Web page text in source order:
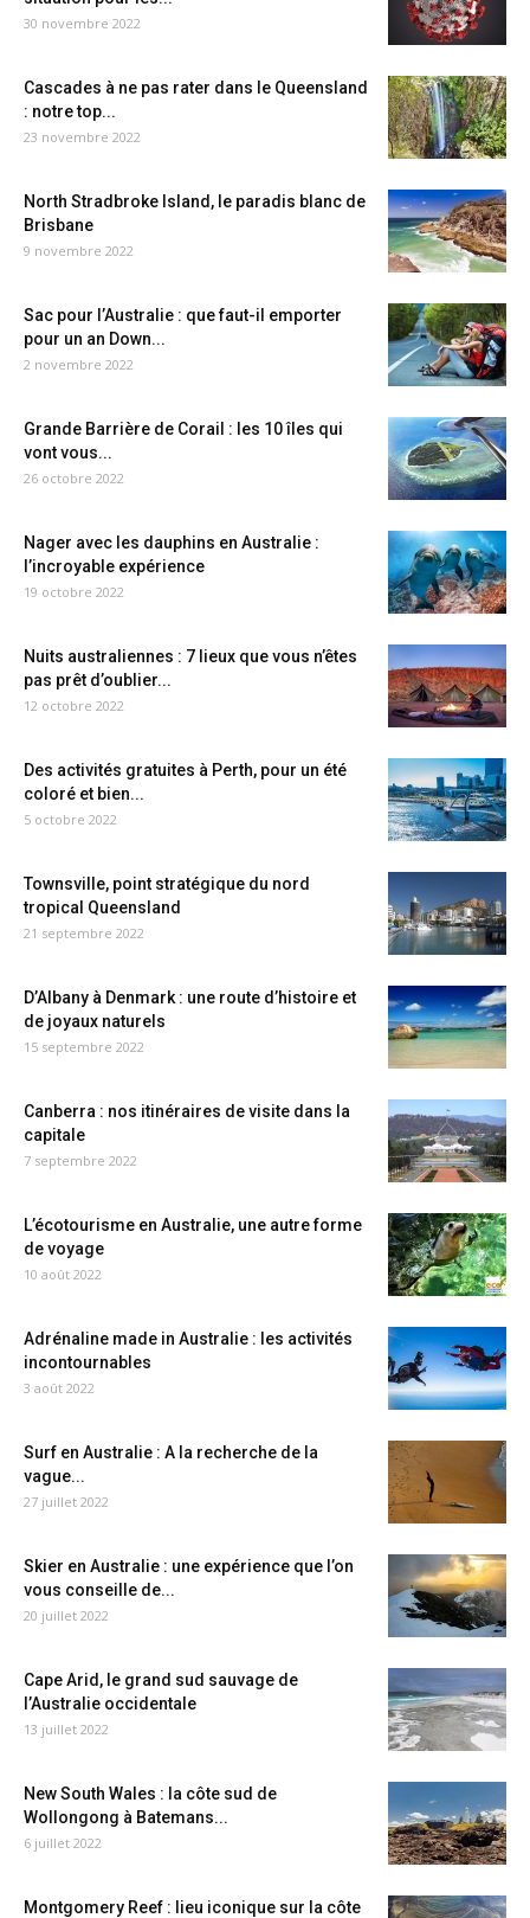
30 novembre 2022
Cascades à ne pas rater dans le Queensland
: notre top...
23 novembre 2022
North Stradbroke Island, le paradis blanc de
Brisbane
9 novembre 2022
Sac pour l’Australie : que faut-il emporter
pour un an Down...
2 novembre 2022
Grande Barrière de Corail : les 10 îles qui
vont vous...
26 octobre 2022
Nager avec les dauphins en Australie :
l’incroyable expérience
19 octobre 2022
Nuits australiennes : 7 lieux que vous n’êtes
pas prêt d’oublier...
12 octobre 2022
Des activités gratuites à Perth, pour un été
coloré et bien...
5 octobre 2022
Townsville, point stratégique du nord
tropical Queensland
21 septembre 2022
D’Albany à Denmark : une route d’histoire et
de joyaux naturels
15 septembre 2022
Canberra : nos itinéraires de visite dans la
capitale
7 septembre 2022
L’écotourisme en Australie, une autre forme
de voyage
10 août 2022
Adrénaline made in Australie : les activités
incontournables
3 août 2022
Surf en Australie : A la recherche de la
vague...
27 juillet 2022
Skier en Australie : une expérience que l’on
vous conseille de...
20 juillet 2022
Cape Arid, le grand sud sauvage de
l’Australie occidentale
13 juillet 2022
New South Wales : la côte sud de
Wollongong à Batemans...
6 juillet 2022
Montgomery Reef : lieu iconique sur la côte